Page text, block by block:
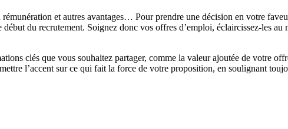
et autres avantages… Pour prendre une décision en votre
du recrutement. Soignez donc vos offres d’emploi, éclaircissez-les
clés que vous souhaitez partager, comme la valeur ajoutée de votre
l’accent sur ce qui fait la force de votre proposition, en soulignant